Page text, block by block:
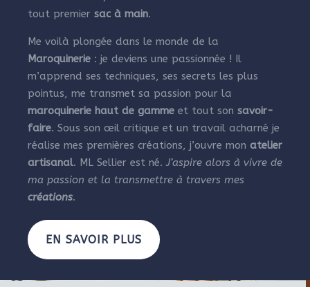
tout premier sac à main.
Me voilà plongée dans le monde de la
Maroquinerie : je deviens une passionnée ! Il
m’apprend ses techniques, ses secrets les plus
pointus, me transmet sa passion pour la
maroquinerie haut de gamme et tout son savoir-
faire. Sous son œil critique et un travail acharné je
réalise mes premières créations, j’ouvre mon atelier
artisanal. ML Sellier est né. J’aspire alors à vivre de
ma passion et la transmettre à travers mes
créations.
EN SAVOIR PLUS